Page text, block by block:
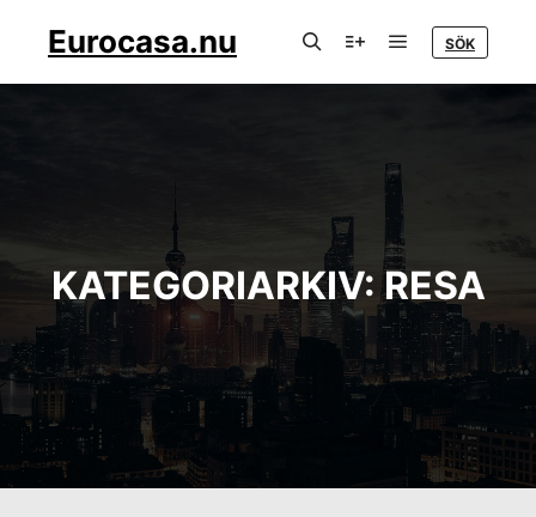
Eurocasa.nu SÖK
KATEGORIARKIV:RESA